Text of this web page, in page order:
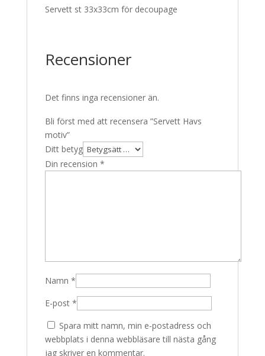
Servett st 33x33cm för decoupage
Recensioner
Det finns inga recensioner än.
Bli först med att recensera ”Servett Havs
motiv”
Ditt betyg
Din recension *
Namn *
E-post *
Spara mitt namn, min e-postadress och
webbplats i denna webbläsare till nästa gång
jag skriver en kommentar.